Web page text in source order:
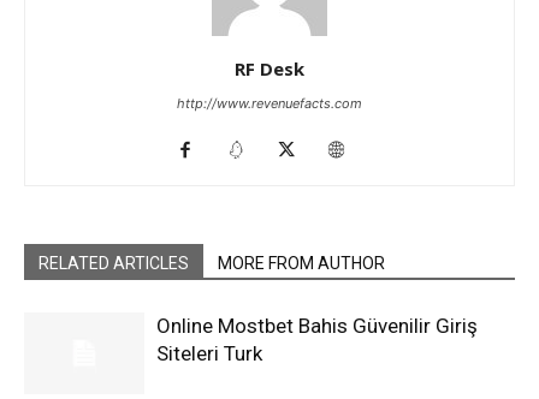
RF Desk
http://www.revenuefacts.com
RELATED ARTICLES MORE FROM AUTHOR
Online Mostbet Bahis Güvenilir Giriş
Siteleri Turk